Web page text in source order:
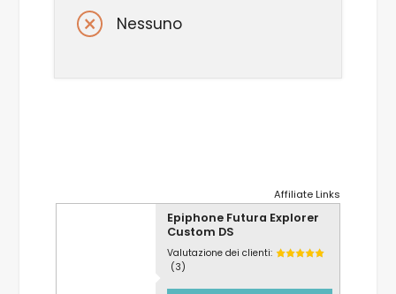
Nessuno
Affiliate Links
Epiphone Futura Explorer
Custom DS
Valutazione dei clienti:
(3)